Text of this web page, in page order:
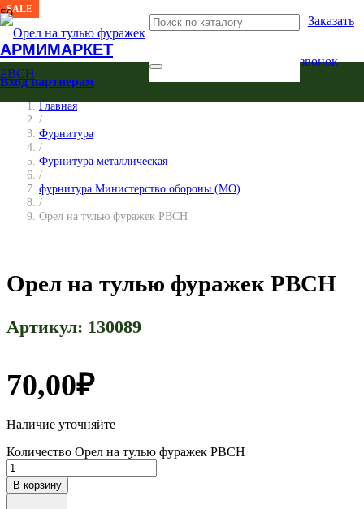
АРМИМАРКЕТ
Заказать
звонок
Вход партнерам
Главная
/
Фурнитура
/
Фурнитура металлическая
/
фурнитура Министерство обороны (МО)
/
Орел на тулью фуражек РВСН
Орел на тулью фуражек РВСН
Артикул: 130089
70,00₽
Наличие уточняйте
Количество Орел на тулью фуражек РВСН
В корзину
SALE